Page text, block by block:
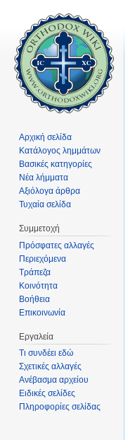
Αρχική σελίδα
Κατάλογος λημμάτων
Βασικές κατηγορίες
Νέα λήμματα
Αξιόλογα άρθρα
Τυχαία σελίδα
Συμμετοχή
Πρόσφατες αλλαγές
Περιεχόμενα
Τράπεζα
Κοινότητα
Βοήθεια
Επικοινωνία
Εργαλεία
Τι συνδέει εδώ
Σχετικές αλλαγές
Ανέβασμα αρχείου
Ειδικές σελίδες
Πληροφορίες σελίδας